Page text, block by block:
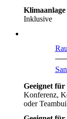
Klimaanlage
Inklusive
Geeignet
Konferenz,
oder